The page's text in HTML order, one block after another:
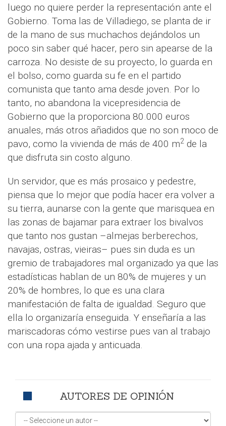
luego no quiere perder la representación ante el
Gobierno. Toma las de Villadiego, se planta de ir
de la mano de sus muchachos dejándolos un
poco sin saber qué hacer, pero sin apearse de la
carroza. No desiste de su proyecto, lo guarda en
el bolso, como guarda su fe en el partido
comunista que tanto ama desde joven. Por lo
tanto, no abandona la vicepresidencia de
Gobierno que la proporciona 80.000 euros
anuales, más otros añadidos que no son moco de
pavo, como la vivienda de más de 400 m2 de la
que disfruta sin costo alguno.
Un servidor, que es más prosaico y pedestre,
piensa que lo mejor que podía hacer era volver a
su tierra, aunarse con la gente que marisquea en
las zonas de bajamar para extraer los bivalvos
que tanto nos gustan –almejas berberechos,
navajas, ostras, vieiras– pues sin duda es un
gremio de trabajadores mal organizado ya que las
estadísticas hablan de un 80% de mujeres y un
20% de hombres, lo que es una clara
manifestación de falta de igualdad. Seguro que
ella lo organizaría enseguida. Y enseñaría a las
mariscadoras cómo vestirse pues van al trabajo
con una ropa ajada y anticuada.
AUTORES DE OPINIÓN